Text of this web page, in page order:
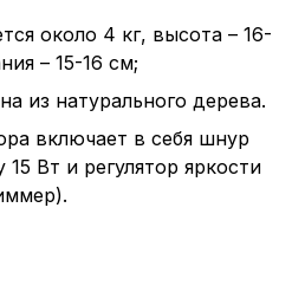
около 4 кг, высота – 16-
– 15-16 см;
из натурального дерева.
включает в себя шнур
Вт и регулятор яркости